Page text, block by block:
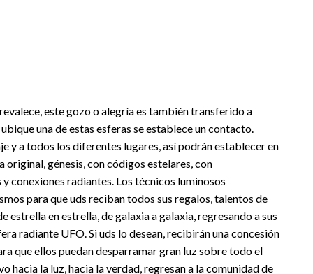
este gozo o alegría es también transferido a
una de estas esferas se establece un contacto.
y a todos los diferentes lugares, así podrán establecer en
génesis, con códigos estelares, con
conexiones radiantes. Los técnicos luminosos
para que uds reciban todos sus regalos, talentos de
en estrella, de galaxia a galaxia, regresando a sus
radiante UFO. Si uds lo desean, recibirán una concesión
que ellos puedan desparramar gran luz sobre todo el
hacia la luz, hacia la verdad, regresan a la comunidad de